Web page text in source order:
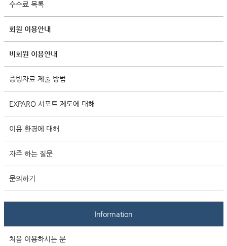
수수료 목록
회원 이용안내
비회원 이용안내
증빙자료 제출 방법
EXPARO 서포트 제도에 대해
이용 환경에 대해
자주 하는 질문
문의하기
Information
처음 이용하시는 분